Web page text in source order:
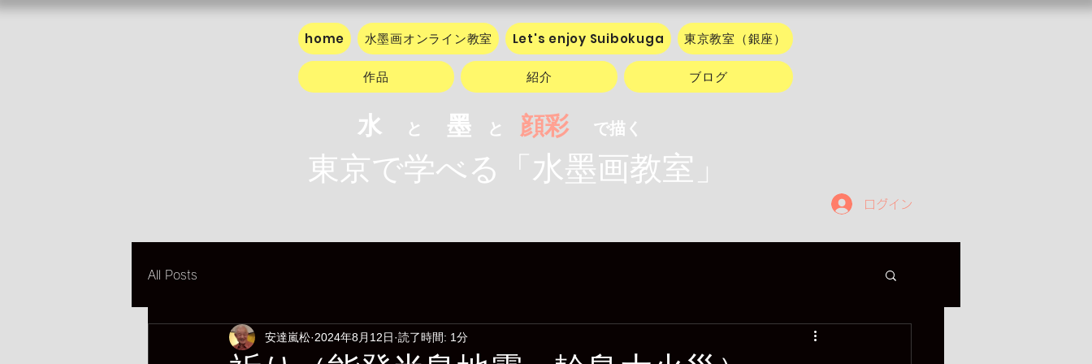
home 水墨画オンライン教室 Let's enjoy Suibokuga 東京教室（銀座）
作品 紹介 ブログ
水 と 墨 と 顔彩 で描く
東京で学べる「 水墨画教室」
ログイン
All Posts
安達嵐松 2024年8月12日 読了時間: 1分